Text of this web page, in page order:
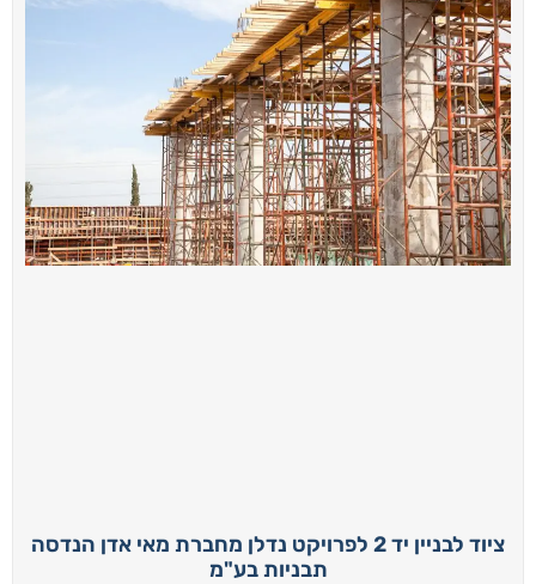
ציוד לבניין יד 2 לפרויקט נדלן מחברת מאי אדן הנדסה
תבניות בע"מ